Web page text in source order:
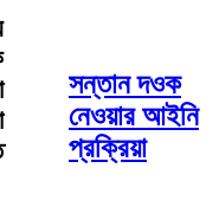
সন্তান দওক
নেওয়ার আইনি
প্রক্রিয়া